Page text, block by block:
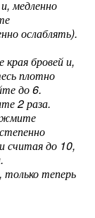
медленно
ослаблять).
бровей и,
плотно
до 6.
2 раза.
считая до 10,
теперь